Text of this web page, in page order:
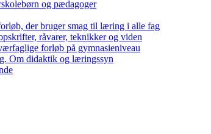
og pædagoger
der bruger smag til læring i alle fag
råvarer, teknikker og viden
forløb på gymnasieniveau
Om didaktik og læringssyn